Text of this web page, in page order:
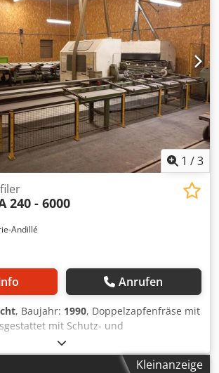
1 /3
Andillé
240 - 6000
Anrufen
, Baujahr: 1990, Doppelzapfenfräse mit
mit Schutz- und
Öffnung von 6 Metern. Cedpfxsyzralj
Kleinanzeige